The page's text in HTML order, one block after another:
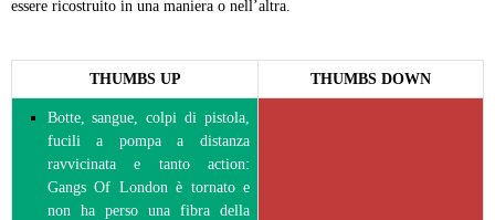
essere ricostruito in una maniera o nell’altra.
THUMBS UP THUMBS DOWN
Botte, sangue, colpi di pistola,
fucili a pompa a distanza
ravvicinata e tanto action:
Gangs Of London è tornato e
non ha perso una fibra della